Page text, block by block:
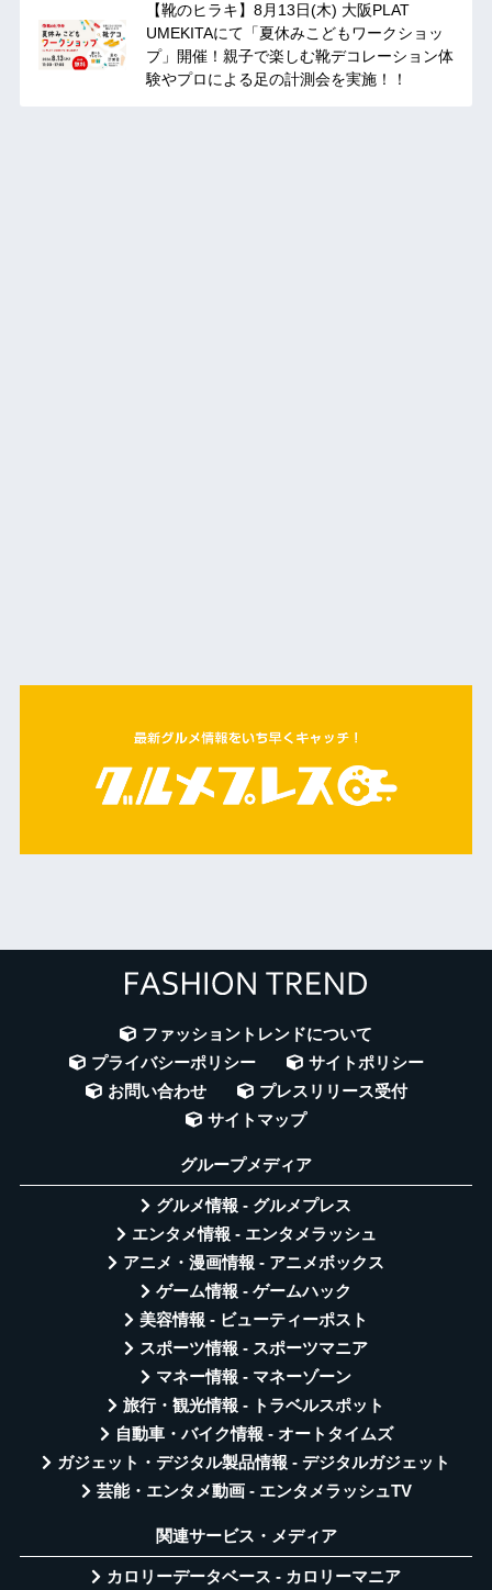
【靴のヒラキ】8月13日(木) 大阪PLAT
UMEKITAにて「夏休みこどもワークショッ
プ」開催！親子で楽しむ靴デコレーション体
験やプロによる足の計測会を実施！！
ファッショントレンドについて
プライバシーポリシー
サイトポリシー
お問い合わせ
プレスリリース受付
サイトマップ
グループメディア
グルメ情報 - グルメプレス
エンタメ情報 - エンタメラッシュ
アニメ・漫画情報 - アニメボックス
ゲーム情報 - ゲームハック
美容情報 - ビューティーポスト
スポーツ情報 - スポーツマニア
マネー情報 - マネーゾーン
旅行・観光情報 - トラベルスポット
自動車・バイク情報 - オートタイムズ
ガジェット・デジタル製品情報 - デジタルガジェット
芸能・エンタメ動画 - エンタメラッシュTV
関連サービス・メディア
カロリーデータベース - カロリーマニア